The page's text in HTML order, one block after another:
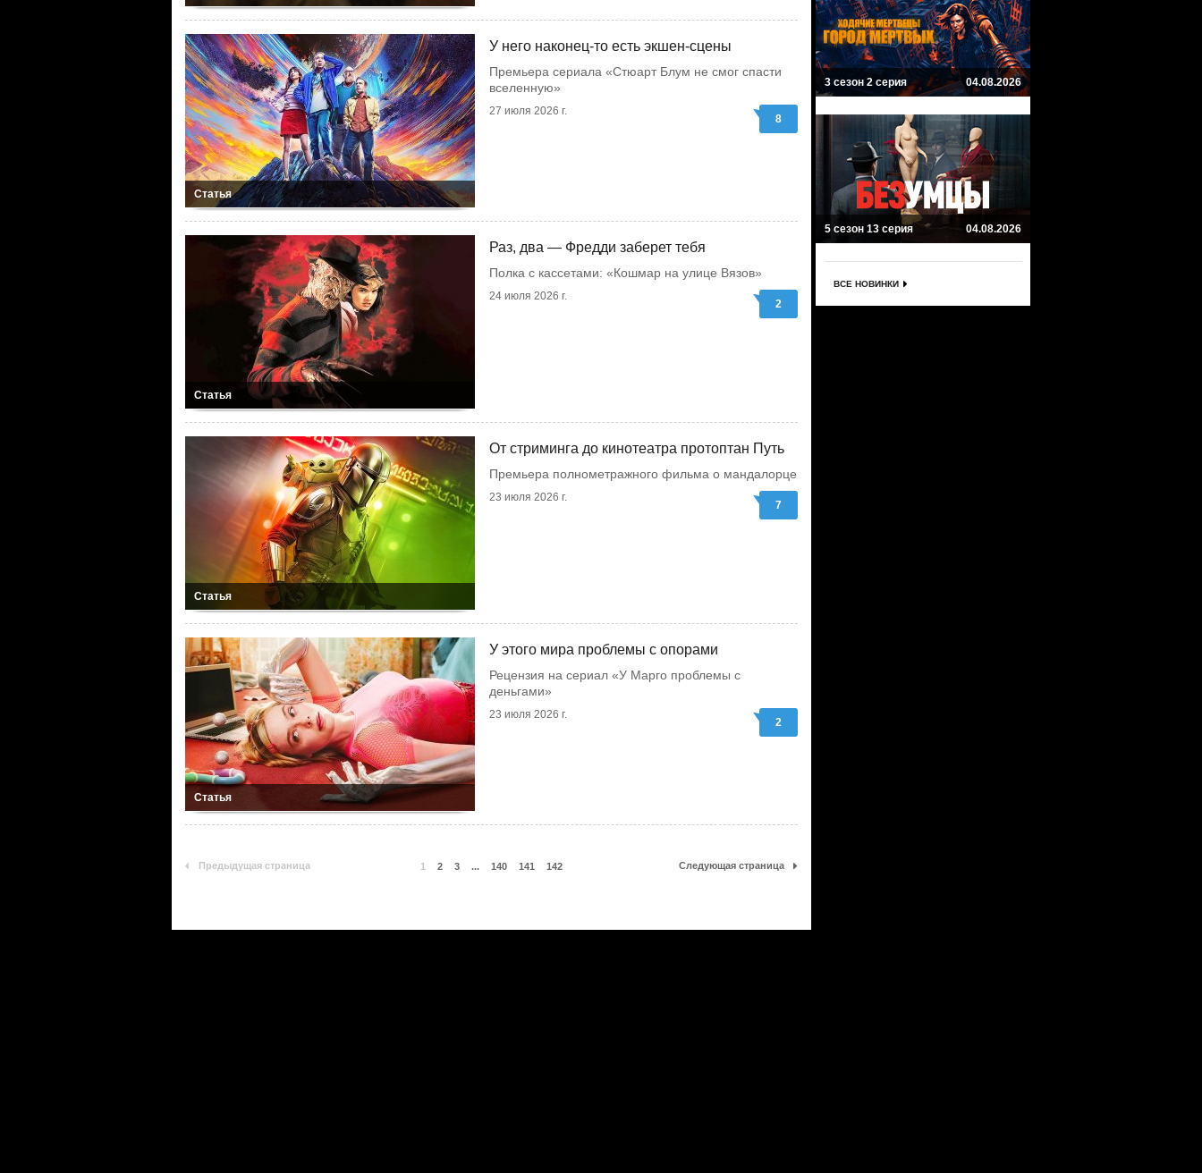
Статья
У него наконец-то есть экшен-сцены
Премьера сериала «Стюарт Блум не смог спасти
вселенную»
27 июля 2026 г.
8
Статья
Раз, два — Фредди заберет тебя
Полка с кассетами: «Кошмар на улице Вязов»
24 июля 2026 г.
2
Статья
От стриминга до кинотеатра протоптан Путь
Премьера полнометражного фильма о мандалорце
23 июля 2026 г.
7
Статья
У этого мира проблемы с опорами
Рецензия на сериал «У Марго проблемы с
деньгами»
23 июля 2026 г.
2
Предыдущая страница 1 2 3 ... 140 141 142 Следующая страница
3 сезон 2 серия 04.08.2026
5 сезон 13 серия 04.08.2026
ВСЕ НОВИНКИ